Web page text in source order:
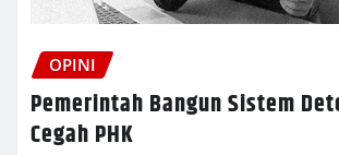
OPINI
Pemerintah Bangun Sistem
Cegah PHK